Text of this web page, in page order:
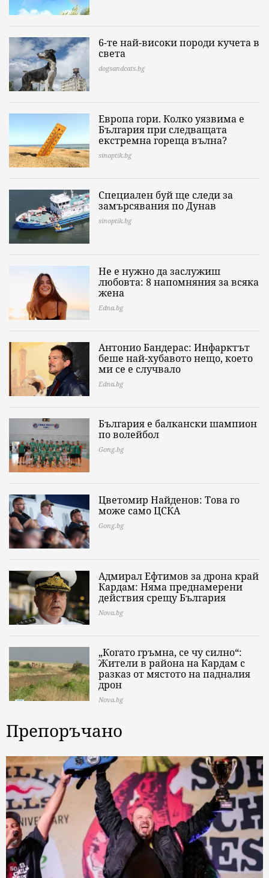
6-те най-високи породи кучета в
света
dogsandcats.bg
Европа гори. Колко уязвима е
България при следващата
екстремна гореща вълна?
sinoptik.bg
Специален буй ще следи за
замърсявания по Дунав
sinoptik.bg
Не е нужно да заслужиш
любовта: 8 напомняния за всяка
жена
Edna.bg
Антонио Бандерас: Инфарктът
беше най-хубавото нещо, което
ми се е случвало
Edna.bg
България е балкански шампион
по волейбол
Gong.bg
Цветомир Найденов: Това го
може само ЦСКА
Gong.bg
Адмирал Ефтимов за дрона край
Кардам: Няма преднамерени
действия срещу България
Nova.bg
„Когато гръмна, се чу силно“:
Жители в района на Кардам с
разказ от мястото на падналия
дрон
Nova.bg
Препоръчано